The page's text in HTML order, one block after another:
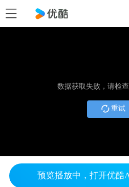
数据获取失败，请检
重试
预览播放中，打开优酷